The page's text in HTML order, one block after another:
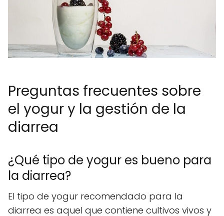
Preguntas frecuentes sobre
el yogur y la gestión de la
diarrea
¿Qué tipo de yogur es bueno para
la diarrea?
El tipo de yogur recomendado para la
diarrea es aquel que contiene cultivos vivos y